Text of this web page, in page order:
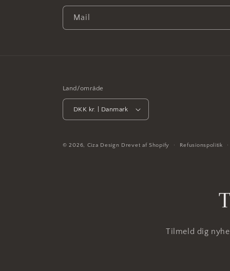
Mail
Land/område
DKK kr. | Danmark
© 2026, Ciza Design Drevet af Shopify Refusionspolitik
Tilmeld dig